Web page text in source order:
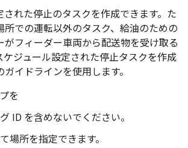
された停止のタスクを作成できます。た
所での運転以外のタスク、給油のための
がフィーダー車両から配送物を受け取る
ケジュール設定された停止タスクを作成
イドラインを使用します。
を
ID を含めないでください。
場所を指定できます。